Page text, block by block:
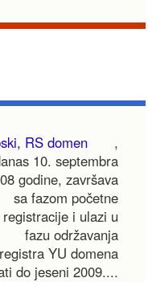
RS domen
,
10. septembra
godine, završava
sa fazom početne
registracije i ulazi u
fazu održavanja
registra YU domena
do jeseni 2009....